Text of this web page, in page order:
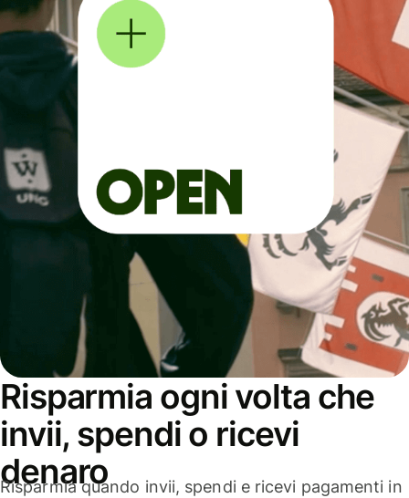
Risparmia ogni volta che
invii, spendi o ricevi
denaro
Risparmia quando invii, spendi e ricevi pagamenti in